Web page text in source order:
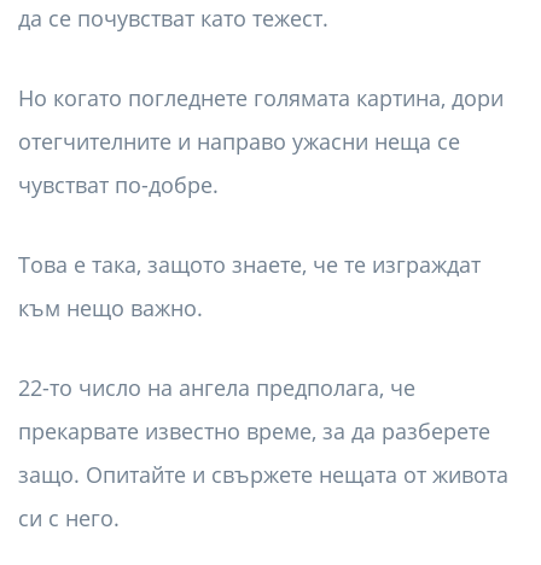
да се почувстват като тежест.
Но когато погледнете голямата картина, дори
отегчителните и направо ужасни неща се
чувстват по-добре.
Това е така, защото знаете, че те изграждат
към нещо важно.
22-то число на ангела предполага, че
прекарвате известно време, за да разберете
защо. Опитайте и свържете нещата от живота
си с него.